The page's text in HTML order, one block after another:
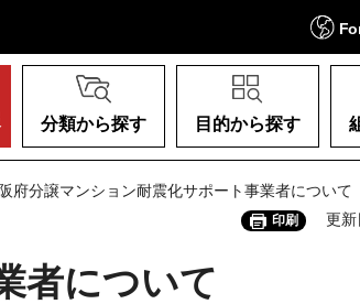
分類から探す 目的から探す
府分譲マンション耐震化サポート事業者について
印刷 更新
者について